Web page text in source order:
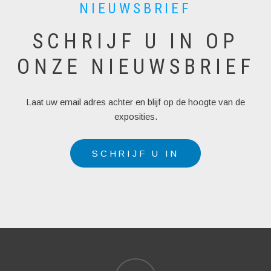
NIEUWSBRIEF
SCHRIJF U IN OP
ONZE NIEUWSBRIEF
Laat uw email adres achter en blijf op de hoogte van de
exposities.
SCHRIJF U IN